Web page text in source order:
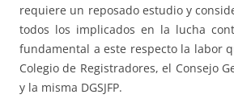
requiere un reposado estudio y
todos los implicados en la lucha
fundamental a este respecto la labor
Colegio de Registradores, el Consejo
y la misma DGSJFP.